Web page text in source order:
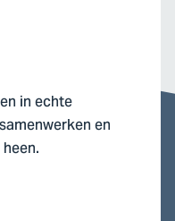
in echte
en